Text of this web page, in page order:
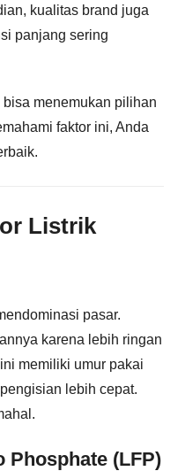
kualitas brand juga
panjang sering
menemukan pilihan
faktor ini, Anda
Listrik
pasar.
karena lebih ringan
memiliki umur pakai
lebih cepat.
Phosphate (LFP)